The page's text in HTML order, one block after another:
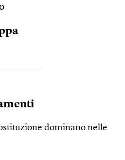
dominano nelle